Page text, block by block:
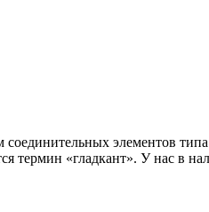
элементов
термин «гладкант». У нас в